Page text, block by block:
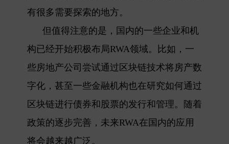
有很多需要探索的地方。
但值得注意的是，国内的一些企业和机
构已经开始积极布局RWA领域。比如，一
些房地产公司尝试通过区块链技术将房产数
字化，甚至一些金融机构也在研究如何通过
区块链进行债券和股票的发行和管理。随着
政策的逐步完善，未来RWA在国内的应用
将会越来越广泛。